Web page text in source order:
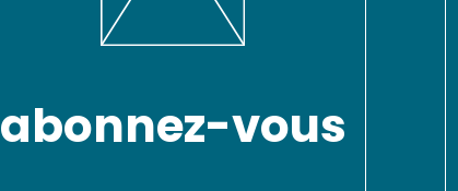
abonnez-vous